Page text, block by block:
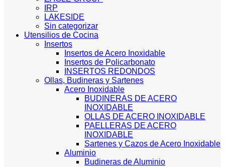
IRP
LAKESIDE
Sin categorizar
Utensilios de Cocina
Insertos
Insertos de Acero Inoxidable
Insertos de Policarbonato
INSERTOS REDONDOS
Ollas, Budineras y Sartenes
Acero Inoxidable
BUDINERAS DE ACERO
INOXIDABLE
OLLAS DE ACERO INOXIDABLE
PAELLERAS DE ACERO
INOXIDABLE
Sartenes y Cazos de Acero Inoxidable
Aluminio
Budineras de Aluminio